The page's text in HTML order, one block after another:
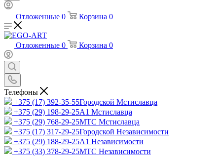
Отложенные 0 Корзина 0
Отложенные 0 Корзина 0
Телефоны
+375 (17) 392-35-55Городской Мстиславца
+375 (29) 198-29-25A1 Мстиславца
+375 (29) 768-29-25МТС Мстиславца
+375 (17) 317-29-25Городской Независимости
+375 (29) 188-29-25A1 Независимости
+375 (33) 378-29-25МТС Независимости